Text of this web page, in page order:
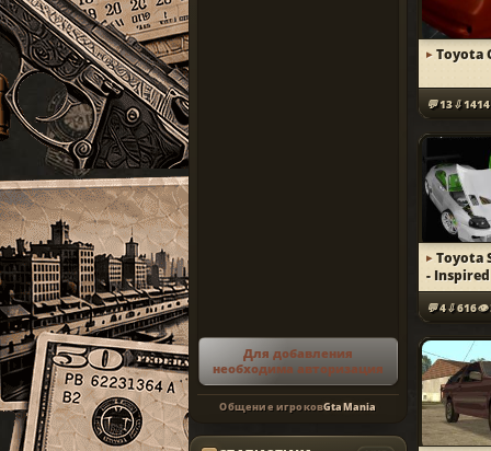
Для добавления
необходима авторизация
Общение игроковGtaMania
Toyota
13 1414
Toyota
-
4 616